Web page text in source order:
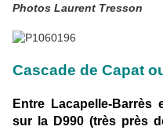
Photos Laurent Tresson
Cascade de Capat
Entre Lacapelle-
sur la D990 (très près